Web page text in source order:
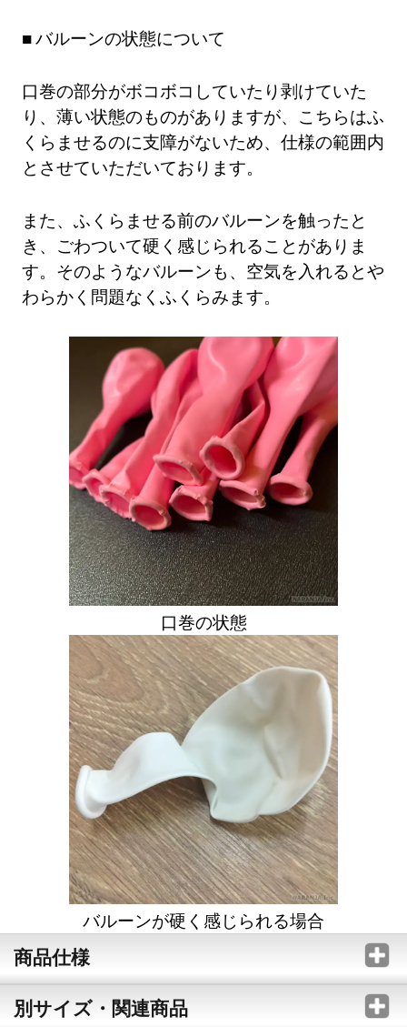
バルーンの状態について
口巻の部分がボコボコしていたり剥けていた
り、薄い状態のものがありますが、こちらはふ
くらませるのに支障がないため、仕様の範囲内
とさせていただいております。
また、ふくらませる前のバルーンを触ったと
き、ごわついて硬く感じられることがありま
す。そのようなバルーンも、空気を入れるとや
わらかく問題なくふくらみます。
口巻の状態
バルーンが硬く感じられる場合
商品仕様
別サイズ・関連商品